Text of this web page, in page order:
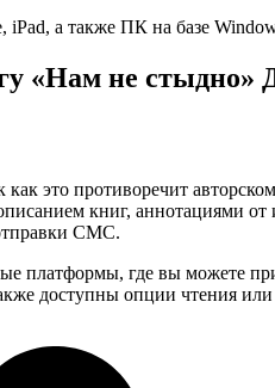
а также ПК на базе
«Нам не стыдно»
это противоречит
книг, аннотациями
СМС.
где вы можете
доступны опции чтения